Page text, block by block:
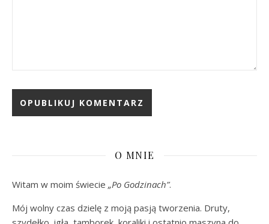
O MNIE
Witam w moim świecie „Po Godzinach”.
Mój wolny czas dzielę z moją pasją tworzenia. Druty,